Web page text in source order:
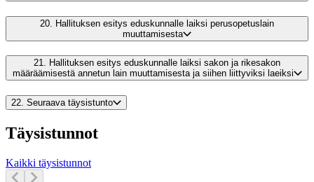
20. Hallituksen esitys eduskunnalle laiksi perusopetuslain
muuttamisesta
21. Hallituksen esitys eduskunnalle laiksi sakon ja rikesakon
määräämisestä annetun lain muuttamisesta ja siihen liittyviksi laeiksi
22. Seuraava täysistunto
Täysistunnot
Kaikki täysistunnot